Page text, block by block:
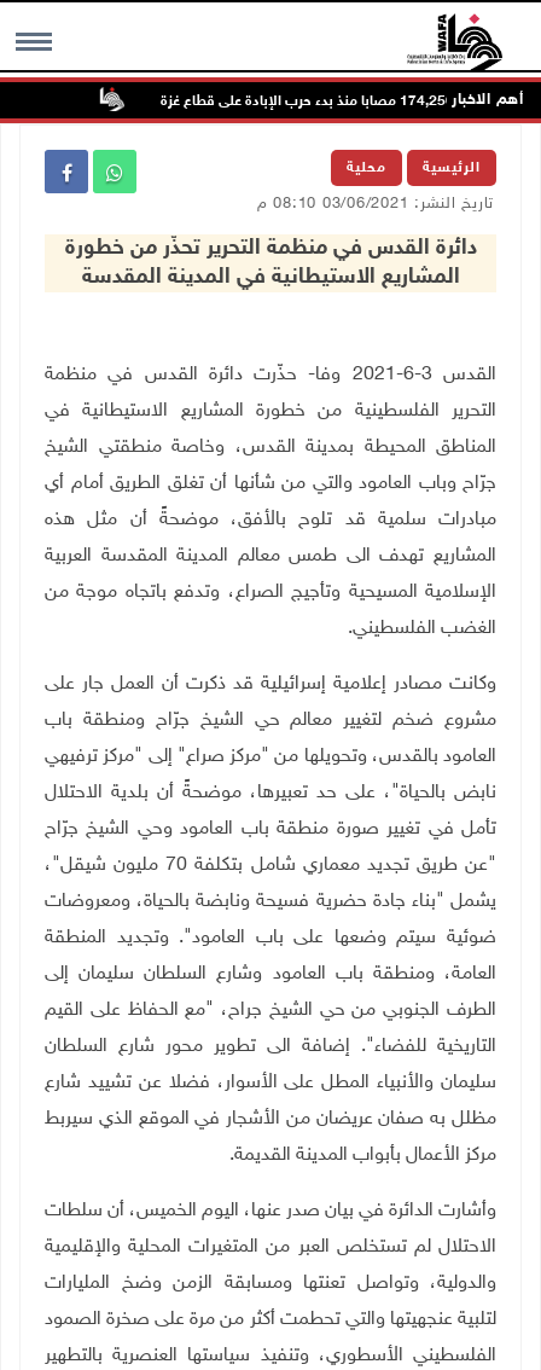
MENU أهم الاخبار
الرئيسية محلية
تاريخ النشر: 03/06/2021 08:10 م
دائرة القدس في منظمة التحرير تحذّر من خطورة
المشاريع الاستيطانية في المدينة المقدسة
القدس 3-6-2021 وفا- حذّرت دائرة القدس في منظمة
التحرير الفلسطينية من خطورة المشاريع الاستيطانية في
المناطق المحيطة بمدينة القدس، وخاصة منطقتي الشيخ
جرّاح وباب العامود والتي من شأنها أن تغلق الطريق أمام أي
مبادرات سلمية قد تلوح بالأفق، موضحةً أن مثل هذه
المشاريع تهدف الى طمس معالم المدينة المقدسة العربية
الإسلامية المسيحية وتأجيج الصراع، وتدفع باتجاه موجة من
الغضب الفلسطيني.
وكانت مصادر إعلامية إسرائيلية قد ذكرت أن العمل جار على
مشروع ضخم لتغيير معالم حي الشيخ جرّاح ومنطقة باب
العامود بالقدس، وتحويلها من "مركز صراع" إلى "مركز ترفيهي
نابض بالحياة"، على حد تعبيرها، موضحةً أن بلدية الاحتلال
تأمل في تغيير صورة منطقة باب العامود وحي الشيخ جرّاح
"عن طريق تجديد معماري شامل بتكلفة 70 مليون شيقل"،
يشمل "بناء جادة حضرية فسيحة ونابضة بالحياة، ومعروضات
ضوئية سيتم وضعها على باب العامود". وتجديد المنطقة
العامة، ومنطقة باب العامود وشارع السلطان سليمان إلى
الطرف الجنوبي من حي الشيخ جراح، "مع الحفاظ على القيم
التاريخية للفضاء". إضافة الى تطوير محور شارع السلطان
سليمان والأنبياء المطل على الأسوار، فضلا عن تشييد شارع
مظلل به صفان عريضان من الأشجار في الموقع الذي سيربط
مركز الأعمال بأبواب المدينة القديمة.
وأشارت الدائرة في بيان صدر عنها، اليوم الخميس، أن سلطات
الاحتلال لم تستخلص العبر من المتغيرات المحلية والإقليمية
والدولية، وتواصل تعنتها ومسابقة الزمن وضخ المليارات
لتلبية عنجهيتها والتي تحطمت أكثر من مرة على صخرة الصمود
الفلسطيني الأسطوري، وتنفيذ سياستها العنصرية بالتطهير